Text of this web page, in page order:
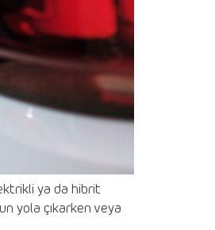
ya da hibrit
yola çıkarken veya